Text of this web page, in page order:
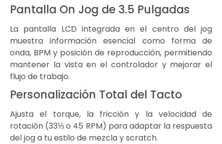
Pantalla On Jog de 3.5 Pulgadas
La pantalla LCD integrada en el centro del jog
muestra información esencial como forma de
onda, BPM y posición de reproducción, permitiendo
mantener la vista en el controlador y mejorar el
flujo de trabajo.
Personalización Total del Tacto
Ajusta el torque, la fricción y la velocidad de
rotación (33⅓ o 45 RPM) para adaptar la respuesta
del jog a tu estilo de mezcla y scratch.